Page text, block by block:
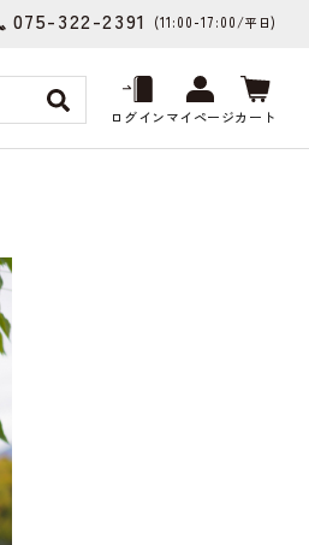
075-322-2391 (11:00-17:00/平日)
ログインマイページカート